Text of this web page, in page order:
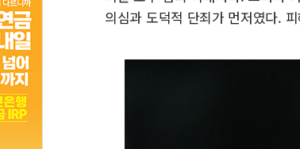
의심과 도덕적 단죄가 먼저였다.